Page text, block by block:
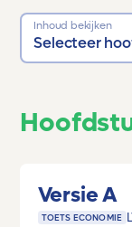
Inhoud bekijken
Selecteer
Versie A
TOETS ECONOMIE